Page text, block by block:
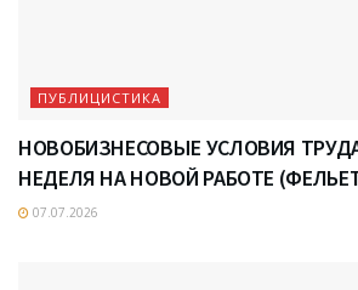
ПУБЛИЦИСТИКА
НОВОБИЗНЕСОВЫЕ УСЛОВИЯ
НЕДЕЛЯ НА НОВОЙ РАБОТЕ
07.07.2026